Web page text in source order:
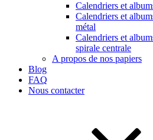
Calendriers et
Calendriers et
métal
Calendriers et
spirale centrale
A propos de nos papiers
Blog
FAQ
Nous contacter